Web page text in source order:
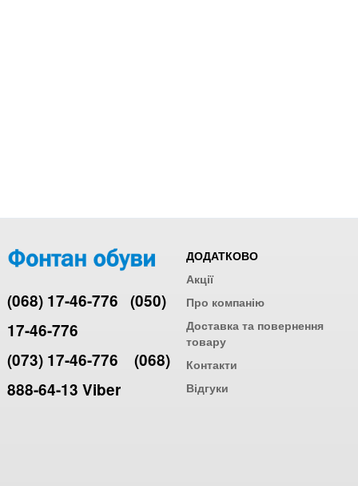
(068) 17-46-776 (050)
17-46-776
(073) 17-46-776
(068)
888-64-13 Viber
ДОДАТКОВО
Акції
Про компанію
Доставка та повернення
товару
Контакти
Відгуки